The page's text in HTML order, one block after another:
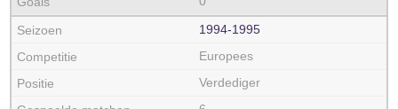
1994‑1995
Europees
Verdediger